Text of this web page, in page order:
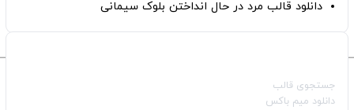
دانلود قالب مرد در حال انداختن بلوک سیمانی
جستجوی قالب
دانلود میم باکس